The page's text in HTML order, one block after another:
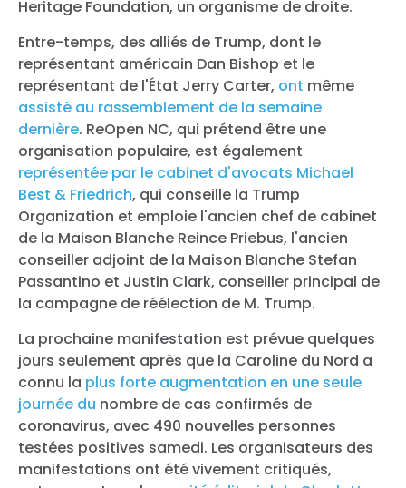
Heritage Foundation, un organisme de droite.
Entre-temps, des alliés de Trump, dont le
représentant américain Dan Bishop et le
représentant de l'État Jerry Carter, ont même
assisté au rassemblement de la semaine
dernière. ReOpen NC, qui prétend être une
organisation populaire, est également
représentée par le cabinet d'avocats Michael
Best & Friedrich, qui conseille la Trump
Organization et emploie l'ancien chef de cabinet
de la Maison Blanche Reince Priebus, l'ancien
conseiller adjoint de la Maison Blanche Stefan
Passantino et Justin Clark, conseiller principal de
la campagne de réélection de M. Trump.
La prochaine manifestation est prévue quelques
jours seulement après que la Caroline du Nord a
connu la plus forte augmentation en une seule
journée du nombre de cas confirmés de
coronavirus, avec 490 nouvelles personnes
testées positives samedi. Les organisateurs des
manifestations ont été vivement critiqués,